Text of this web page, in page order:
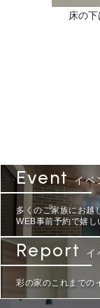
床の
Eventイベ
多くのご家族にお越
WEB事前予約で嬉
Report イ
彩の家のこれまでの